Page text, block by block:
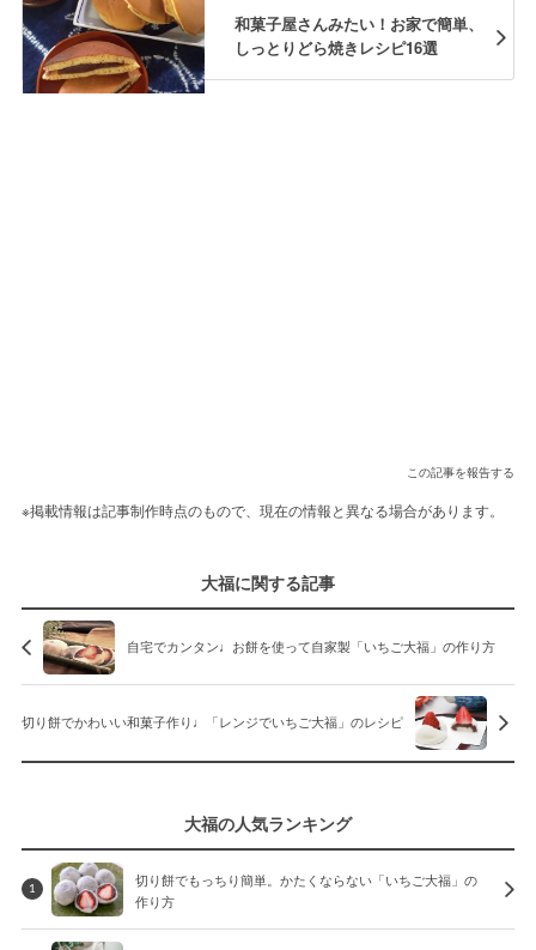
和菓子屋さんみたい！お家で簡単、
しっとりどら焼きレシピ16選
この記事を報告する
※掲載情報は記事制作時点のもので、現在の情報と異なる場合があります。
大福に関する記事
自宅でカンタン♩お餅を使って自家製「いちご大福」の作り方
切り餅でかわいい和菓子作り♩「レンジでいちご大福」のレシピ
大福の人気ランキング
1
切り餅でもっちり簡単。かたくならない「いちご大福」の
作り方